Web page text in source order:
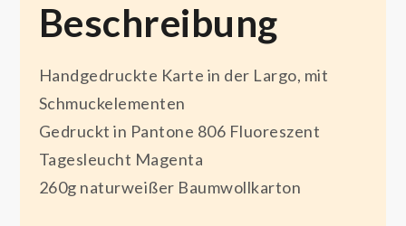
Beschreibung
Handgedruckte Karte in der Largo, mit
Schmuckelementen
Gedruckt in Pantone 806 Fluoreszent
Tagesleucht Magenta
260g naturweißer Baumwollkarton